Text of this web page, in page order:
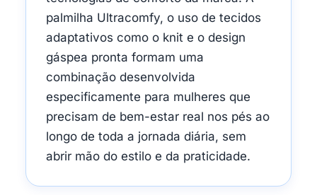
palmilha Ultracomfy, o uso de tecidos
adaptativos como o knit e o design
gáspea pronta formam uma
combinação desenvolvida
especificamente para mulheres que
precisam de bem-estar real nos pés ao
longo de toda a jornada diária, sem
abrir mão do estilo e da praticidade.